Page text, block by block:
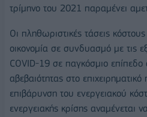
τρίμηνο του 2021 παραμένει
Οι πληθωριστικές τάσεις
οικονομία σε συνδυασμό με τις
COVID-19 σε παγκόσμιο
αβεβαιότητας στο
επιβάρυνση του ενεργειακού
ενεργειακής κρίσης αναμένεται